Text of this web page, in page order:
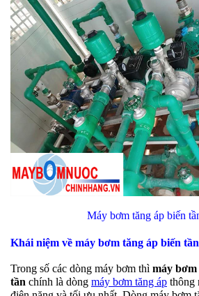
Máy bơm tăng áp biến
Khái niệm về máy bơm tăng áp biến
Trong số các dòng máy bơm thì máy bơm
tần chính là dòng máy bơm tăng áp thông